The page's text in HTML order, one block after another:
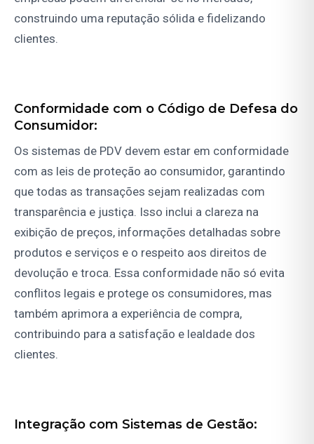
construindo uma reputação sólida e fidelizando
clientes.
Conformidade com o Código de Defesa do
Consumidor:
Os sistemas de PDV devem estar em conformidade
com as leis de proteção ao consumidor, garantindo
que todas as transações sejam realizadas com
transparência e justiça. Isso inclui a clareza na
exibição de preços, informações detalhadas sobre
produtos e serviços e o respeito aos direitos de
devolução e troca. Essa conformidade não só evita
conflitos legais e protege os consumidores, mas
também aprimora a experiência de compra,
contribuindo para a satisfação e lealdade dos
clientes.
Integração com Sistemas de Gestão: